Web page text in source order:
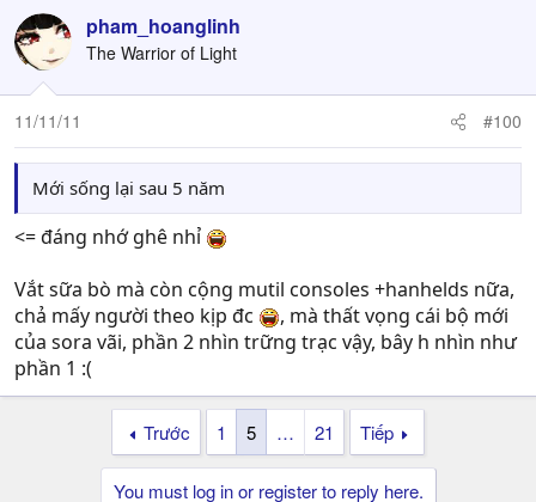
pham_hoanglinh
The Warrior of Light
11/11/11 #100
Mới sống lại sau 5 năm
<= đáng nhớ ghê nhỉ
Vắt sữa bò mà còn cộng mutil consoles +hanhelds nữa,
chả mấy người theo kịp đc
, mà thất vọng cái bộ mới
của sora vãi, phần 2 nhìn trững trạc vậy, bây h nhìn như
phần 1 :(
Trước 1 5 … 21 Tiếp
You must log in or register to reply here.